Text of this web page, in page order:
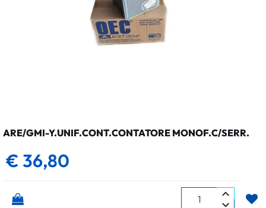
ARE/GMI-Y.UNIF.CONT.CONTATORE MONOF.C/SERR.
€ 36,80
Quantità